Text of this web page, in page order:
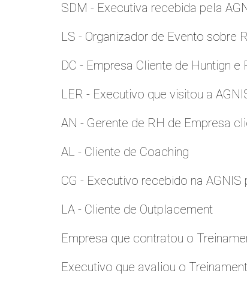
SDM - Executiva recebida pela
LS - Organizador de Evento sobre
DC - Empresa Cliente de Huntign e
LER - Executivo que visitou a
AN - Gerente de RH de Empresa
AL - Cliente de Coaching
CG - Executivo recebido na
LA - Cliente de Outplacement
Empresa que contratou o
Executivo que avaliou o